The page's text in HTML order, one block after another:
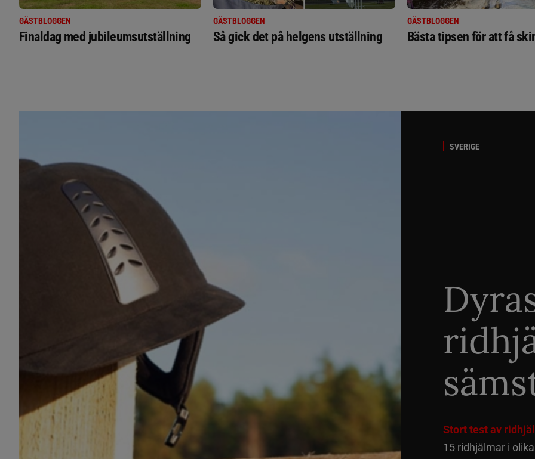
GÄSTBLOGGEN
Finaldag med jubileumsutställning
GÄSTBLOGGEN
Så gick det på helgens utställning
GÄSTBLOGGEN
Bästa tipsen för att få
SVERIGE
Stort test av
15 ridhjälmar i